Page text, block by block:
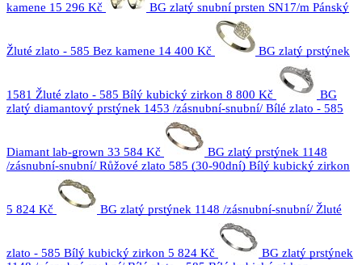
kamene 15 296 Kč BG zlatý snubní prsten SN17/m Pánský
Žluté zlato - 585 Bez kamene 14 400 Kč BG zlatý prstýnek
1581 Žluté zlato - 585 Bílý kubický zirkon 8 800 Kč
BG
zlatý diamantový prstýnek 1453 /zásnubní-snubní/ Bílé zlato - 585
Diamant lab-grown 33 584 Kč
BG zlatý prstýnek 1148
/zásnubní-snubní/ Růžové zlato 585 (30-90dní) Bílý kubický zirkon
5 824 Kč BG zlatý prstýnek 1148 /zásnubní-snubní/ Žluté
zlato - 585 Bílý kubický zirkon 5 824 Kč
BG zlatý prstýnek